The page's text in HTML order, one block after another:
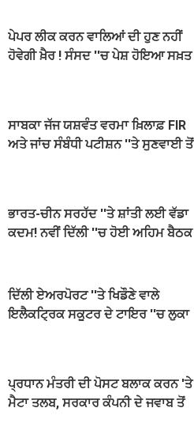
ਪੇਪਰ ਲੀਕ ਕਰਨ ਵਾਲਿਆਂ ਦੀ ਹੁਣ ਨਹੀਂ
ਹੋਵੇਗੀ ਖ਼ੈਰ ! ਸੰਸਦ ''ਚ ਪੇਸ਼ ਹੋਇਆ ਸਖ਼ਤ
ਸਾਬਕਾ ਜੱਜ ਯਸ਼ਵੰਤ ਵਰਮਾ ਖ਼ਿਲਾਫ਼ FIR
ਅਤੇ ਜਾਂਚ ਸੰਬੰਧੀ ਪਟੀਸ਼ਨ ''ਤੇ ਸੁਣਵਾਈ ਤੋਂ
ਭਾਰਤ-ਚੀਨ ਸਰਹੱਦ ''ਤੇ ਸ਼ਾਂਤੀ ਲਈ ਵੱਡਾ
ਕਦਮ! ਨਵੀਂ ਦਿੱਲੀ ''ਚ ਹੋਈ ਅਹਿਮ ਬੈਠਕ
ਦਿੱਲੀ ਏਅਰਪੋਰਟ ''ਤੇ ਖਿਡੌਣੇ ਵਾਲੇ
ਇਲੈਕਟ੍ਰਿਕ ਸਕੂਟਰ ਦੇ ਟਾਇਰ ''ਚ ਲੁਕਾ
ਪ੍ਰਧਾਨ ਮੰਤਰੀ ਦੀ ਪੋਸਟ ਬਲਾਕ ਕਰਨ 'ਤੇ
ਮੈਟਾ ਤਲਬ, ਸਰਕਾਰ ਕੰਪਨੀ ਦੇ ਜਵਾਬ ਤੋਂ